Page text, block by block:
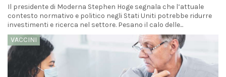
Il presidente di Moderna Stephen Hoge segnala che l’attuale
contesto normativo e politico negli Stati Uniti potrebbe ridurre
investimenti e ricerca nel settore. Pesano il calo delle...
VACCINI